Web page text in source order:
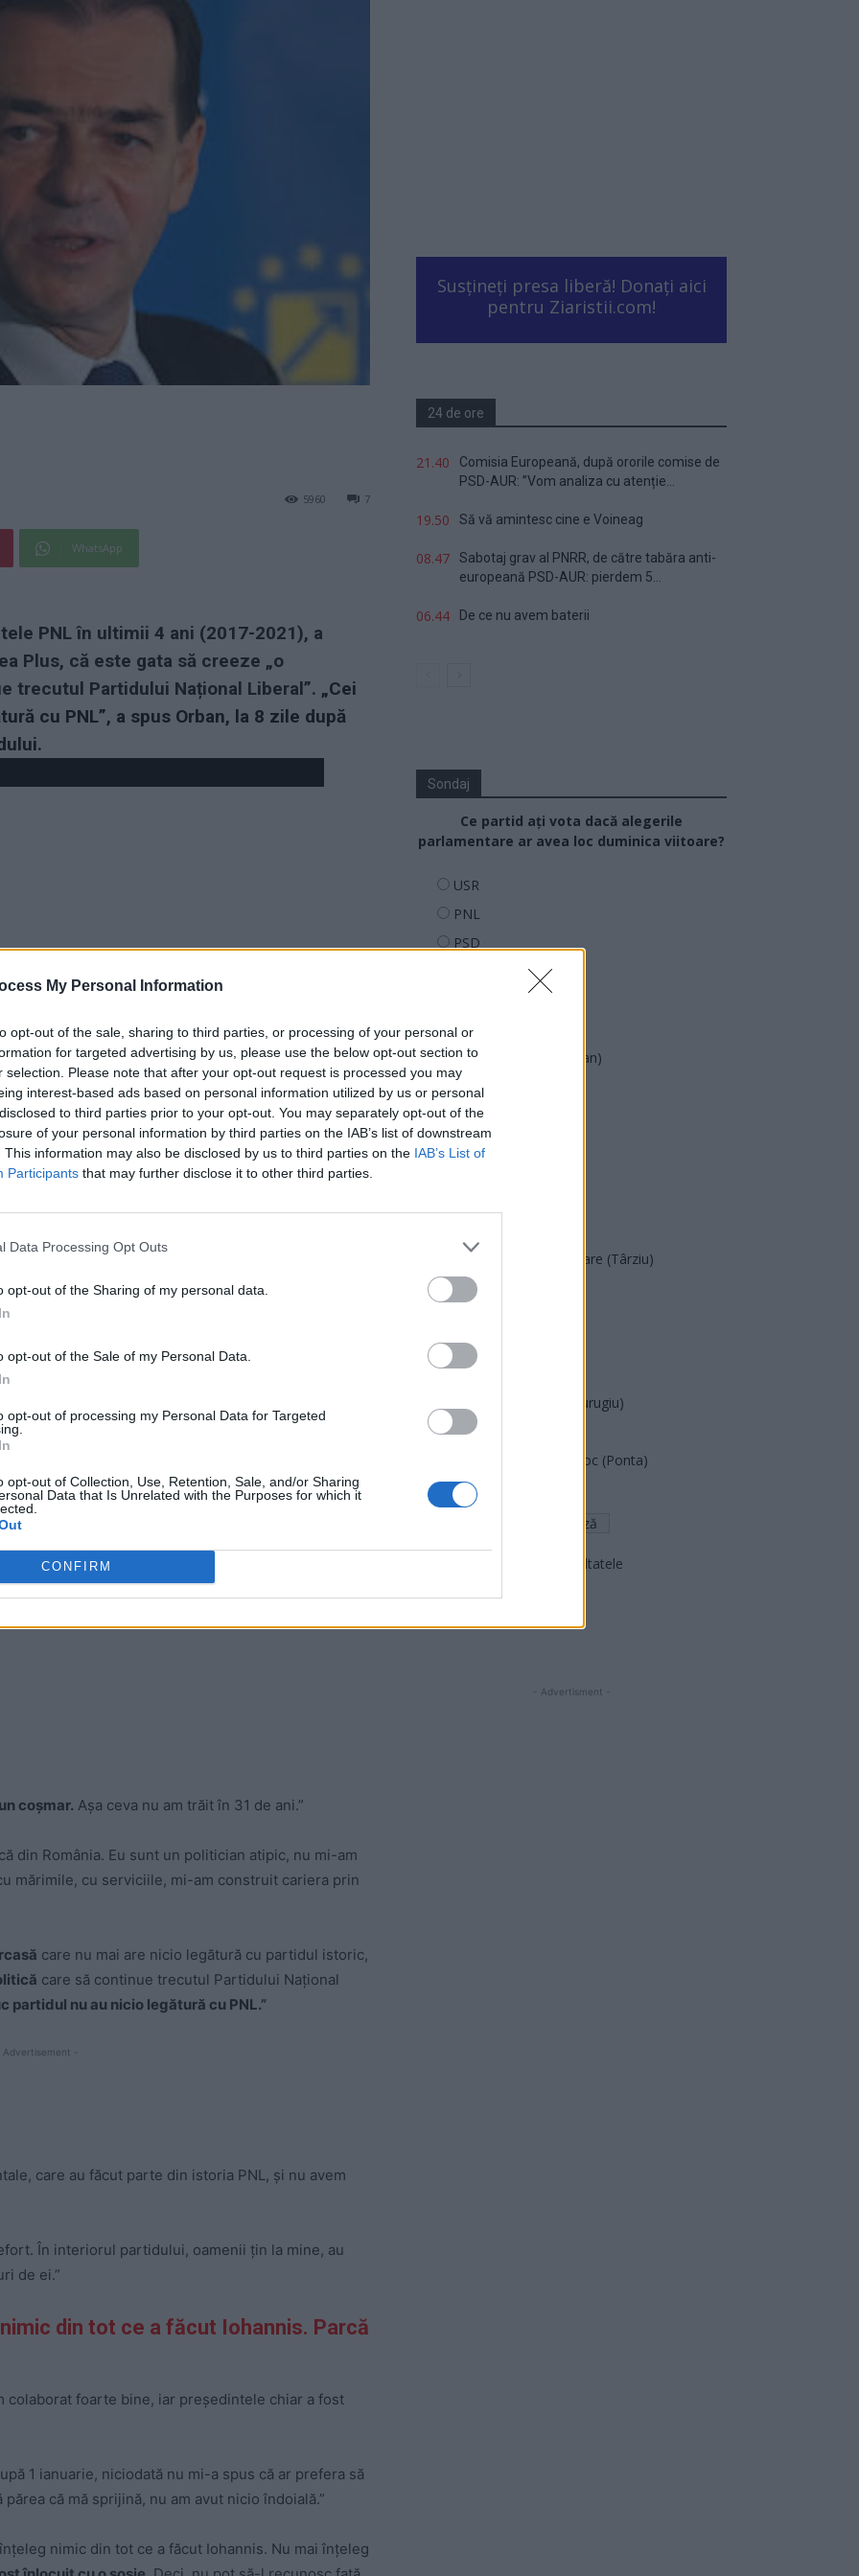
My Personal Information
opt-out of the sale, sharing to third parties, or processing of your personal or
for targeted advertising by us, please use the below opt-out section to
selection. Please note that after your opt-out request is processed you may
interest-based ads based on personal information utilized by us or personal
to third parties prior to your opt-out. You may separately opt-out of the
of your personal information by third parties on the IAB’s list of downstream
This information may also be disclosed by us to third parties on the IAB’s List of
Participants that may further disclose it to other third parties.
Data Processing Opt Outs
opt-out of the Sharing of my personal data.
opt-out of the Sale of my Personal Data.
opt-out of processing my Personal Data for Targeted
opt-out of Collection, Use, Retention, Sale, and/or Sharing
Data that Is Unrelated with the Purposes for which it
CONFIRM
7
5960
WhatsApp
PNL în ultimii 4 ani (2017-2021), a
Plus, că este gata să creeze „o
trecutul Partidului Național Liberal”. „Cei
cu PNL”, a spus Orban, la 8 zile după
Cîţu pentru președinția PNL, Ludovic Orban a
Moderator:
întrebare”.
politică…”
profund şi m-a făcut pentru prima oară să-mi
gaşcă
a fost Congres în care oamenii să voteze liber.
Advertisement -
un coşmar. Aşa ceva nu am trăit în 31 de ani.”
din România. Eu sunt un politician atipic, nu mi-am
mărimile, cu serviciile, mi-am construit cariera prin
care nu mai are nicio legătură cu partidul istoric,
care să continue trecutul Partidului Național
partidul nu au nicio legătură cu PNL.”
Advertisement -
care au făcut parte din istoria PNL, și nu avem
În interiorul partidului, oamenii țin la mine, au
de ei.”
din tot ce a făcut Iohannis. Parcă
colaborat foarte bine, iar preşedintele chiar a fost
1 ianuarie, niciodată nu mi-a spus că ar prefera să
că mă sprijină, nu am avut nicio îndoială.”
nimic din tot ce a făcut Iohannis. Nu mai înţeleg
Susțineți presa liberă! Donați aici
pentru Ziaristii.com!
24 de ore
21.40
Comisia Europeană, după ororile comise de
PSD-AUR: ”Vom analiza cu atenție...
19.50 Să vă amintesc cine e Voineag
08.47
Sabotaj grav al PNRR, de către tabăra anti-
europeană PSD-AUR: pierdem 5...
06.44 De ce nu avem baterii
Sondaj
Ce partid ați vota dacă alegerile
parlamentare ar avea loc duminica viitoare?
USR
PNL
PSD
PMP (Tomac)
Forța Dreptei (L. Orban)
PNȚMM
REPER
SENS
Acțiunea Conservatoare (Târziu)
PDF (Lazarus)
PNȚCD (Pavelescu)
PNCR (Terheș)
Partidul Patrioților (Surugiu)
FAR (Coarnă)
România pe Primul Loc (Ponta)
Altul
Arată rezultatele
- Advertisment -